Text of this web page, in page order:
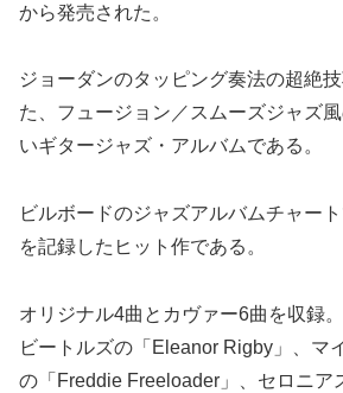
から発売された。
ジョーダンのタッピング奏法の超絶
た、フュージョン／スムーズジャズ
いギタージャズ・アルバムである。
ビルボードのジャズアルバムチャー
を記録したヒット作である。
オリジナル4曲とカヴァー6曲を収録
ビートルズの「Eleanor Rigby」、マ
の「Freddie Freeloader」、セロニア